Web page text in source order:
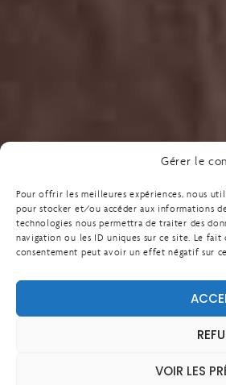
Gérer le
Pour offrir les meilleures expériences, nous
pour stocker et/ou accéder aux informations
technologies nous permettra de traiter des
navigation ou les ID uniques sur ce site. Le
consentement peut avoir un effet négatif sur
VOIR LES